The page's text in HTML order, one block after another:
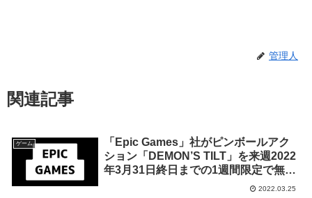
管理人
関連記事
ゲーム
「Epic Games」社がピンボールアク
ション「DEMON’S TILT」を来週2022
年3月31日終日までの1週間限定で無料
2022.03.25